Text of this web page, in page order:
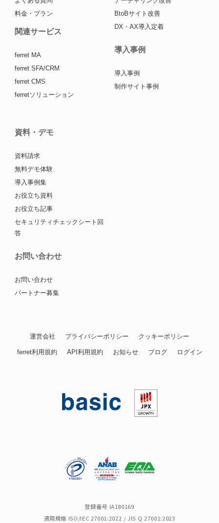
料金・プラン
関連サービス
ferret MA
ferret SFA/CRM
ferret CMS
ferretソリューション
BtoBサイト改善
DX・AX導入定着
導入事例
導入事例
制作サイト事例
資料・デモ
資料請求
無料デモ体験
導入事例集
お役立ち資料
お役立ち記事
セキュリティチェックシート回
答
お問い合わせ
お問い合わせ
パートナー募集
運営会社 プライバシーポリシー クッキーポリシー
ferret利用規約 API利用規約 お知らせ ブログ ログイン
登録番号 IA180169
適用規格 ISO/IEC 27001:2022 / JIS Q 27001:2023